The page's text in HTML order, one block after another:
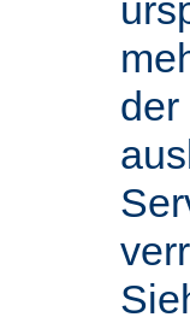
der